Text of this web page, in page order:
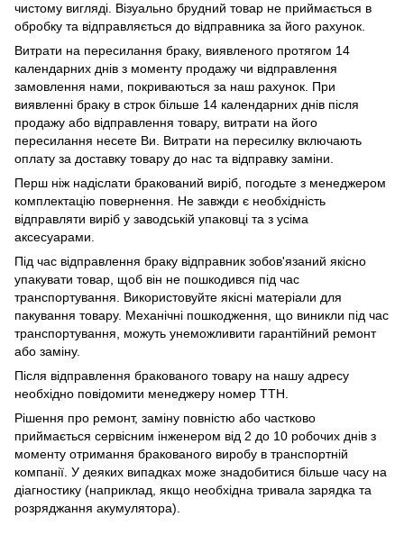
чистому вигляді. Візуально брудний товар не приймається в
обробку та відправляється до відправника за його рахунок.
Витрати на пересилання браку, виявленого протягом 14
календарних днів з моменту продажу чи відправлення
замовлення нами, покриваються за наш рахунок. При
виявленні браку в строк більше 14 календарних днів після
продажу або відправлення товару, витрати на його
пересилання несете Ви. Витрати на пересилку включають
оплату за доставку товару до нас та відправку заміни.
Перш ніж надіслати бракований виріб, погодьте з менеджером
комплектацію повернення. Не завжди є необхідність
відправляти виріб у заводській упаковці та з усіма
аксесуарами.
Під час відправлення браку відправник зобов'язаний якісно
упакувати товар, щоб він не пошкодився під час
транспортування. Використовуйте якісні матеріали для
пакування товару. Механічні пошкодження, що виникли під час
транспортування, можуть унеможливити гарантійний ремонт
або заміну.
Після відправлення бракованого товару на нашу адресу
необхідно повідомити менеджеру номер ТТН.
Рішення про ремонт, заміну повністю або частково
приймається сервісним інженером від 2 до 10 робочих днів з
моменту отримання бракованого виробу в транспортній
компанії. У деяких випадках може знадобитися більше часу на
діагностику (наприклад, якщо необхідна тривала зарядка та
розряджання акумулятора).